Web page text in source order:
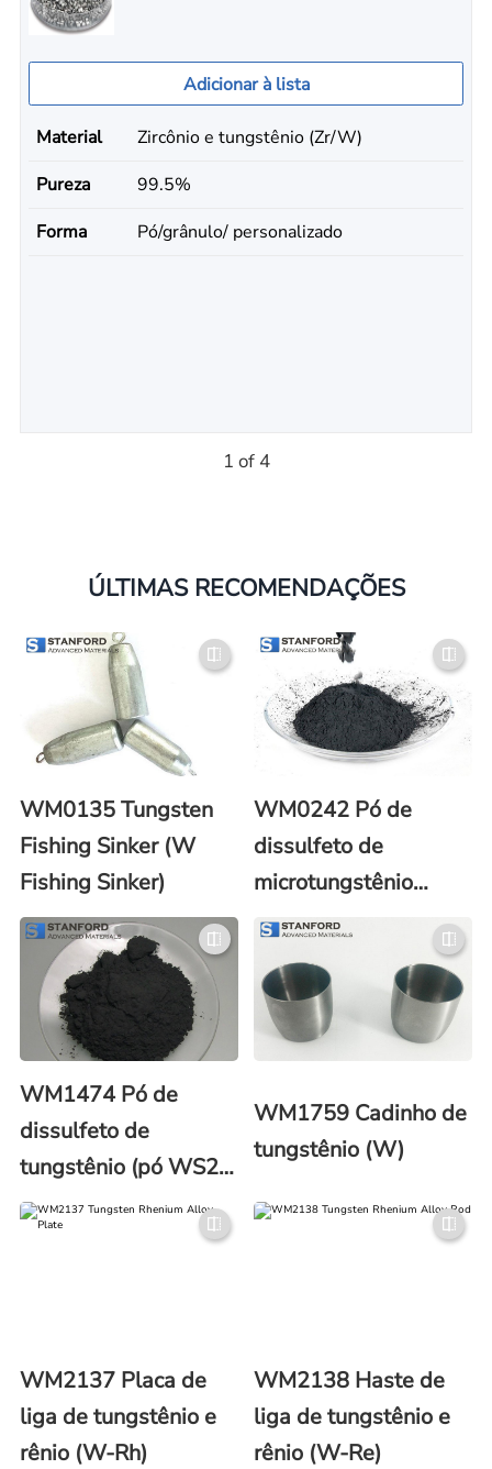
Adicionar à lista
Material
Zircônio e tungstênio (Zr/W)
Pureza
99.5%
Forma
Pó/grânulo/ personalizado
1 of 4
ÚLTIMAS RECOMENDAÇÕES
WM0135 Tungsten
Fishing Sinker (W
Fishing Sinker)
WM0242 Pó de
dissulfeto de
microtungstênio
(WS2) (número CAS
12138-09-9)
WM1474 Pó de
dissulfeto de
tungstênio (pó WS2)
(número CAS 12138-
WM1759 Cadinho de
tungstênio (W)
WM2137 Placa de
liga de tungstênio e
rênio (W-Rh)
WM2138 Haste de
liga de tungstênio e
rênio (W-Re)